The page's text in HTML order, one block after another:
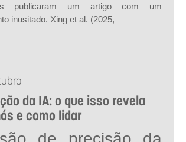
publicaram um artigo com um
inusitado. Xing et al. (2025,
da IA: o que isso revela
e como lidar